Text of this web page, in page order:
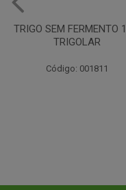
LEITE CONDENSADO
SEMIDESNATADO TIROL
Código: 046325